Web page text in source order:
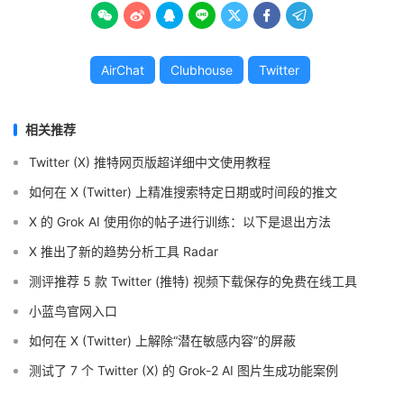
      
AirChat Clubhouse Twitter
相关推荐
Twitter (X) 推特网页版超详细中文使用教程
如何在 X (Twitter) 上精准搜索特定日期或时间段的推文
X 的 Grok AI 使用你的帖子进行训练：以下是退出方法
X 推出了新的趋势分析工具 Radar
测评推荐 5 款 Twitter (推特) 视频下载保存的免费在线工具
小蓝鸟官网入口
如何在 X (Twitter) 上解除“潜在敏感内容”的屏蔽
测试了 7 个 Twitter (X) 的 Grok-2 AI 图片生成功能案例